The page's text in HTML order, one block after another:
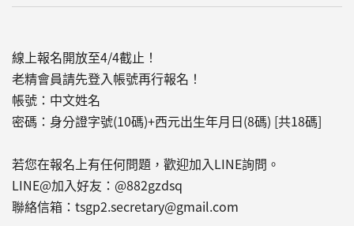
線上報名開放至4/4截止！
老精會員請先登入帳號再行報名！
帳號：中文姓名
密碼：身分證字號(10碼)+西元出生年月日(8碼) [共18碼]
若您在報名上有任何問題，歡迎加入LINE詢問。
LINE@加入好友：@882gzdsq
聯絡信箱：tsgp2.secretary@gmail.com